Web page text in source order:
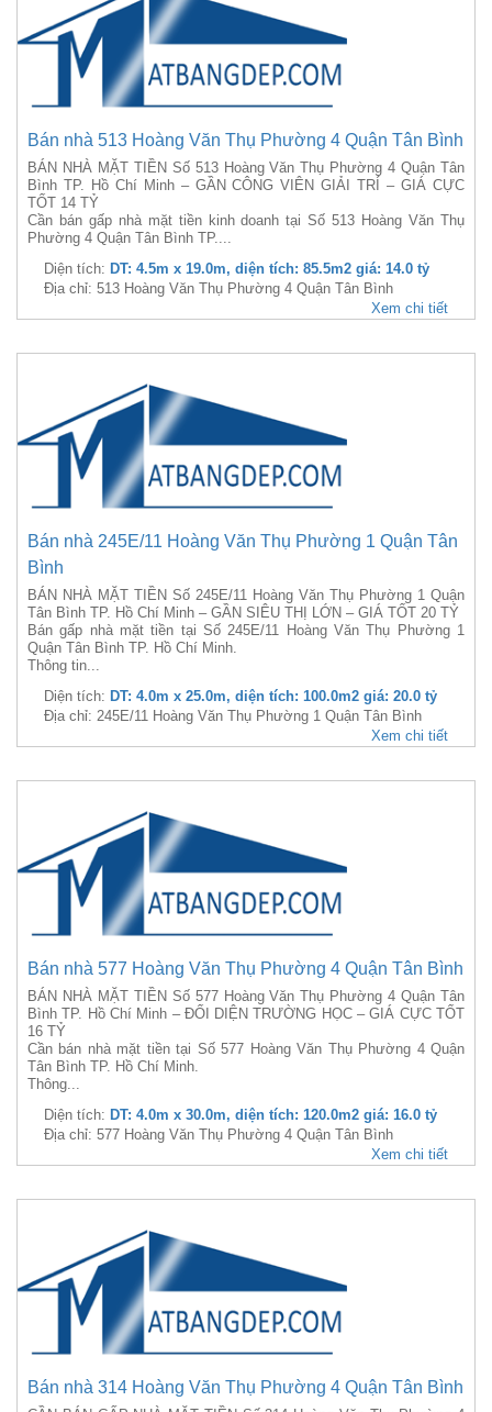
Bán nhà 513 Hoàng Văn Thụ Phường 4 Quận Tân Bình
BÁN NHÀ MẶT TIỀN Số 513 Hoàng Văn Thụ Phường 4 Quận Tân
Bình TP. Hồ Chí Minh – GẦN CÔNG VIÊN GIẢI TRÍ – GIÁ CỰC
TỐT 14 TỶ
Cần bán gấp nhà mặt tiền kinh doanh tại Số 513 Hoàng Văn Thụ
Phường 4 Quận Tân Bình TP....
Diện tích: DT: 4.5m x 19.0m, diện tích: 85.5m2 giá: 14.0 tỷ
Địa chỉ: 513 Hoàng Văn Thụ Phường 4 Quận Tân Bình
Xem chi tiết
Bán nhà 245E/11 Hoàng Văn Thụ Phường 1 Quận Tân
Bình
BÁN NHÀ MẶT TIỀN Số 245E/11 Hoàng Văn Thụ Phường 1 Quận
Tân Bình TP. Hồ Chí Minh – GẦN SIÊU THỊ LỚN – GIÁ TỐT 20 TỶ
Bán gấp nhà mặt tiền tại Số 245E/11 Hoàng Văn Thụ Phường 1
Quận Tân Bình TP. Hồ Chí Minh.
Thông tin...
Diện tích: DT: 4.0m x 25.0m, diện tích: 100.0m2 giá: 20.0 tỷ
Địa chỉ: 245E/11 Hoàng Văn Thụ Phường 1 Quận Tân Bình
Xem chi tiết
Bán nhà 577 Hoàng Văn Thụ Phường 4 Quận Tân Bình
BÁN NHÀ MẶT TIỀN Số 577 Hoàng Văn Thụ Phường 4 Quận Tân
Bình TP. Hồ Chí Minh – ĐỐI DIỆN TRƯỜNG HỌC – GIÁ CỰC TỐT
16 TỶ
Cần bán nhà mặt tiền tại Số 577 Hoàng Văn Thụ Phường 4 Quận
Tân Bình TP. Hồ Chí Minh.
Thông...
Diện tích: DT: 4.0m x 30.0m, diện tích: 120.0m2 giá: 16.0 tỷ
Địa chỉ: 577 Hoàng Văn Thụ Phường 4 Quận Tân Bình
Xem chi tiết
Bán nhà 314 Hoàng Văn Thụ Phường 4 Quận Tân Bình